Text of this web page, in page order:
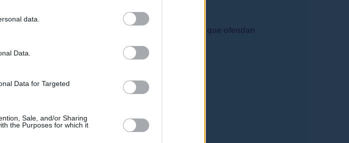
data.
Data.
Data for Targeted
Sale, and/or Sharing
the Purposes for which it
un lenguaje moderado. No se admiten mensajes que ofendan
y ortografía correctas"